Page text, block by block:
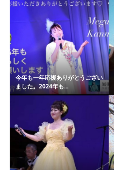
今年も一年応援ありがとうござい
ました。2024年も...